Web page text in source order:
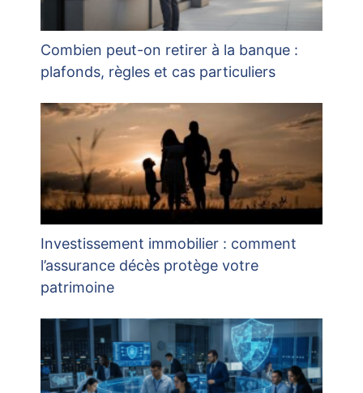
Combien peut-on retirer à la banque :
plafonds, règles et cas particuliers
Investissement immobilier : comment
l’assurance décès protège votre
patrimoine